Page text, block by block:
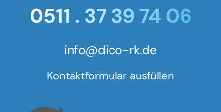
0511 . 37 39 74 06
info@dico-rk.de
Kontaktformular ausfüllen